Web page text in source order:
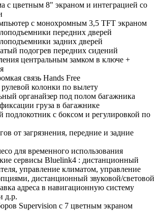
с цветным 8" экраном и интеграцией со
с монохромным 3,5 TFT экраном
передних дверей
задних дверей
подогрев передних сидений
центральным замком в ключе +
связь Hands Free
рулевой колонки по вылету
органайзер под полом багажника
груза в багажнике
подлокотник с боксом и регулировкой по
от загрязнения, передние и задние
для временного использования
сервисы Bluelink4 : дистанционный
управление климатом, управление
дистанционный звуковой/световой
адреса в навигационную систему
д.р.
Supervision с 7 цветным экраном